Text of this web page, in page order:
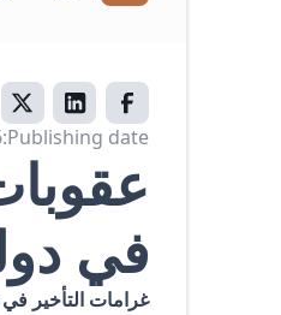
Publishing date:
في
غرامات التأخير في